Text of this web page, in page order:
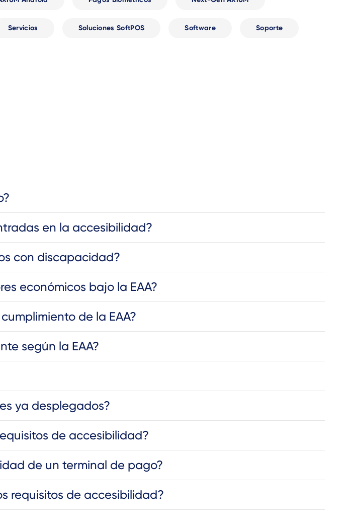
Servicios Soluciones SoftPOS Software Soporte
en la accesibilidad?
con discapacidad?
económicos bajo la EAA?
de la EAA?
según la EAA?
ya desplegados?
de accesibilidad?
de un terminal de pago?
requisitos de accesibilidad?